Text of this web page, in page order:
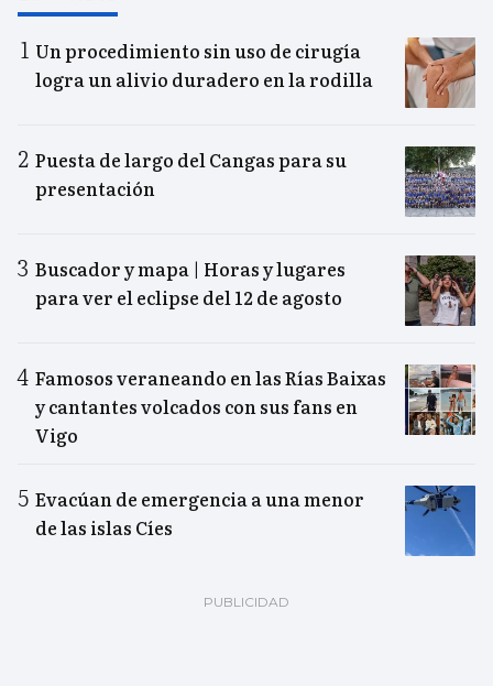
Un procedimiento sin uso de cirugía
logra un alivio duradero en la rodilla
Puesta de largo del Cangas para su
presentación
Buscador y mapa | Horas y lugares
para ver el eclipse del 12 de agosto
Famosos veraneando en las Rías Baixas
y cantantes volcados con sus fans en
Vigo
Evacúan de emergencia a una menor
de las islas Cíes